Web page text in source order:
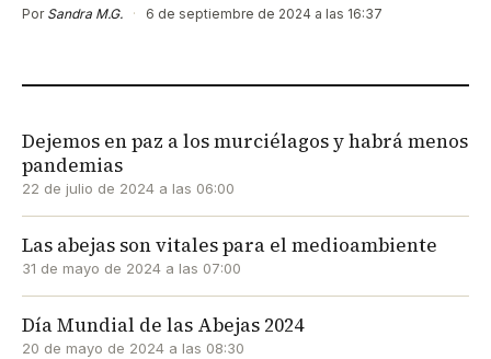
Por Sandra M.G. · 6 de septiembre de 2024 a las 16:37
Dejemos en paz a los murciélagos y habrá menos
pandemias
22 de julio de 2024 a las 06:00
Las abejas son vitales para el medioambiente
31 de mayo de 2024 a las 07:00
Día Mundial de las Abejas 2024
20 de mayo de 2024 a las 08:30